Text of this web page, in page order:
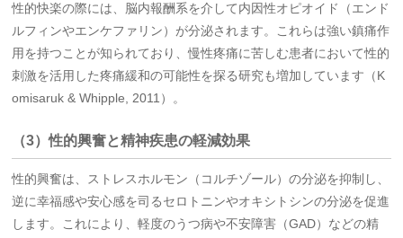
性的快楽の際には、脳内報酬系を介して内因性オピオイド（エンド
ルフィンやエンケファリン）が分泌されます。これらは強い鎮痛作
用を持つことが知られており、慢性疼痛に苦しむ患者において性的
刺激を活用した疼痛緩和の可能性を探る研究も増加しています（K
omisaruk & Whipple, 2011）。
（3）性的興奮と精神疾患の軽減効果
性的興奮は、ストレスホルモン（コルチゾール）の分泌を抑制し、
逆に幸福感や安心感を司るセロトニンやオキシトシンの分泌を促進
します。これにより、軽度のうつ病や不安障害（GAD）などの精